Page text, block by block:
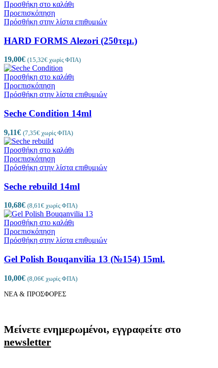
Προσθήκη στο καλάθι
Προεπισκόπηση
Πρόσθήκη στην λίστα επιθυμιών
HARD FORMS Alezori (250τεμ.)
19,00€ (15,32€ χωρίς ΦΠΑ)
Προσθήκη στο καλάθι
Προεπισκόπηση
Πρόσθήκη στην λίστα επιθυμιών
Seche Condition 14ml
9,11€ (7,35€ χωρίς ΦΠΑ)
Προσθήκη στο καλάθι
Προεπισκόπηση
Πρόσθήκη στην λίστα επιθυμιών
Seche rebuild 14ml
10,68€ (8,61€ χωρίς ΦΠΑ)
Προσθήκη στο καλάθι
Προεπισκόπηση
Πρόσθήκη στην λίστα επιθυμιών
Gel Polish Bouqanvilia 13 (№154) 15ml.
10,00€ (8,06€ χωρίς ΦΠΑ)
ΝΕΑ & ΠΡΟΣΦΟΡΕΣ
Μείνετε ενημερωμένοι, εγγραφείτε στο
newsletter